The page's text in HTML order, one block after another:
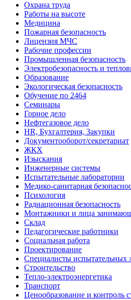
Охрана труда
Работы на высоте
Медицина
Пожарная безопасность
Лицензия МЧС
Рабочие профессии
Промышленная безопасность
Электробезопасность и
Образование
Экологическая безопасность
Обучение по 2464
Семинары
Горное дело
Нефтегазовое дело
HR, Бухгалтерия, Закупки
Документооборот/секретариат
ЖКХ
Изыскания
Инженерные системы
Испытательные лаборатории
Медико-санитарная
Психология
Радиационная безопасность
Монтажники и лица
Склад
Педагогические работники
Социальная работа
Проектирование
Специалисты испытательных
Строительство
Тепло-электроэнергетика
Транспорт
Ценообразование и контроль